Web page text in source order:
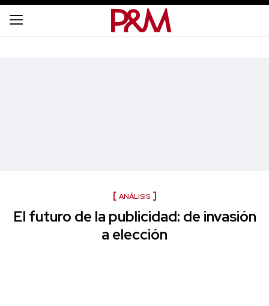
ANÁLISIS
El futuro de la publicidad: de invasión
a elección